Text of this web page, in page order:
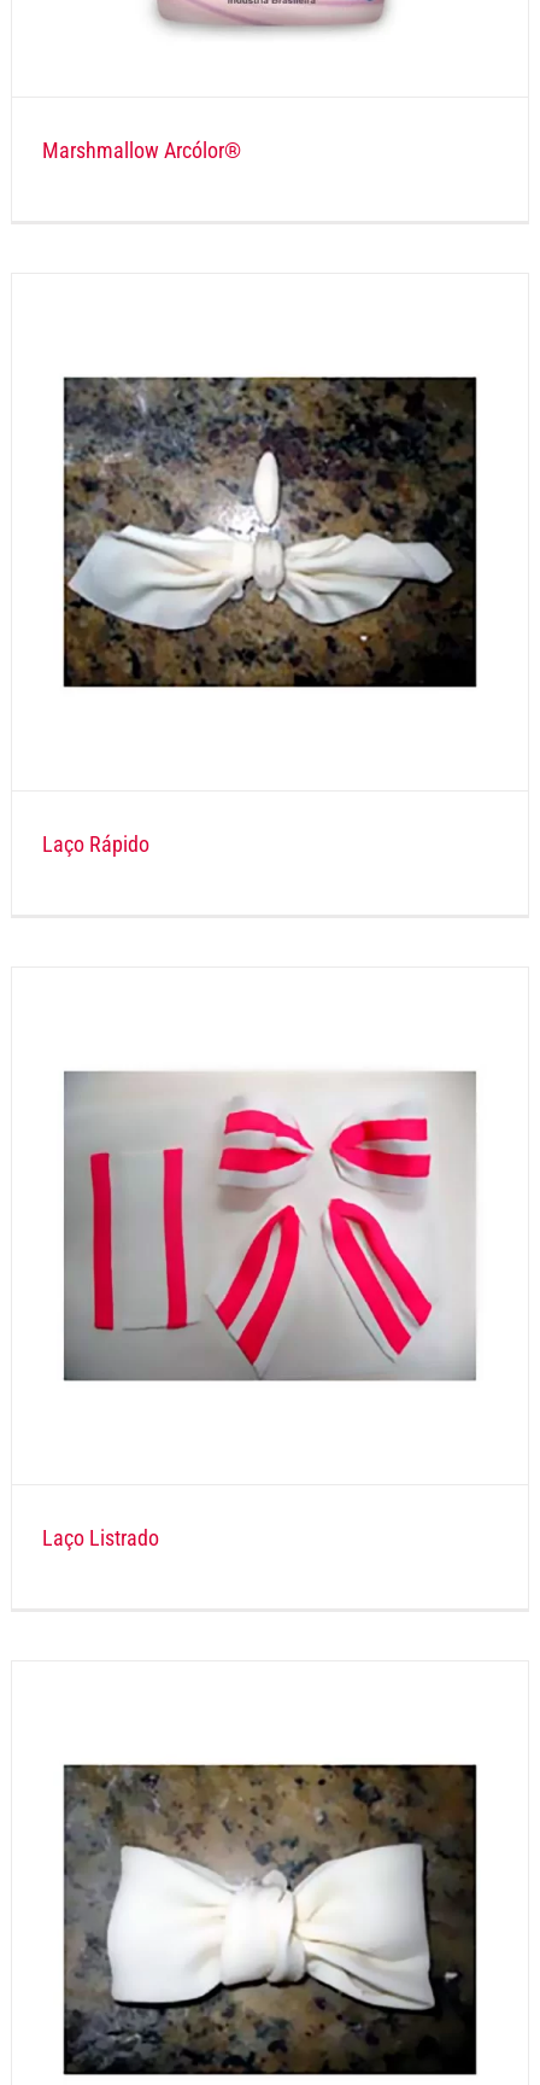
Marshmallow Arcólor®
Laço Rápido
Laço Listrado